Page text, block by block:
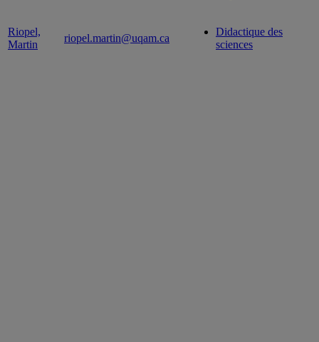
Riopel,
Martin
riopel.martin@uqam.ca
Didactique des
sciences